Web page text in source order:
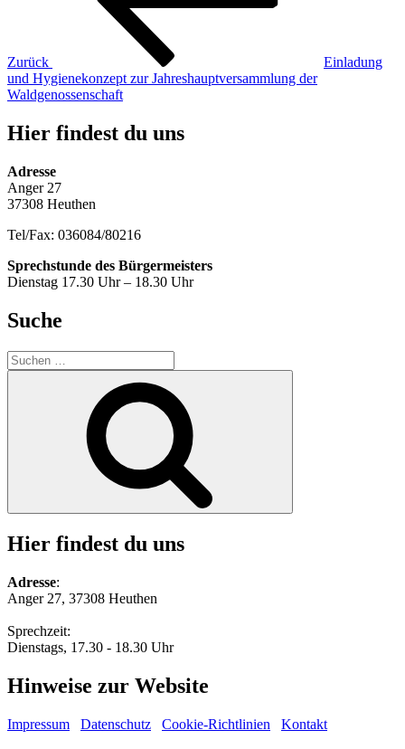
Zurück
Einladung
und Hygienekonzept zur Jahreshauptversammlung der
Waldgenossenschaft
Hier findest du uns
Adresse
Anger 27
37308 Heuthen
Tel/Fax: 036084/80216
Sprechstunde des Bürgermeisters
Dienstag 17.30 Uhr – 18.30 Uhr
Suche
Suche
nach:
Hier findest du uns
Adresse:
Anger 27, 37308 Heuthen
Sprechzeit:
Dienstags, 17.30 - 18.30 Uhr
Hinweise zur Website
Impressum Datenschutz Cookie-Richtlinien Kontakt